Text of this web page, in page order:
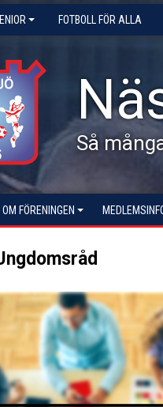
FOTBOLL FÖR ALLA
Så
OM FÖRENINGEN